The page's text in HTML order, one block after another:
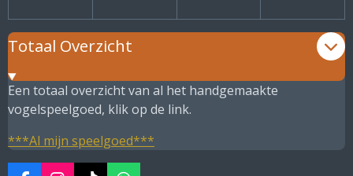
Totaal Overzicht
Een totaal overzicht van al het handgemaakte
vogelspeelgoed, klik op de link.
***Al mijn speelgoed***